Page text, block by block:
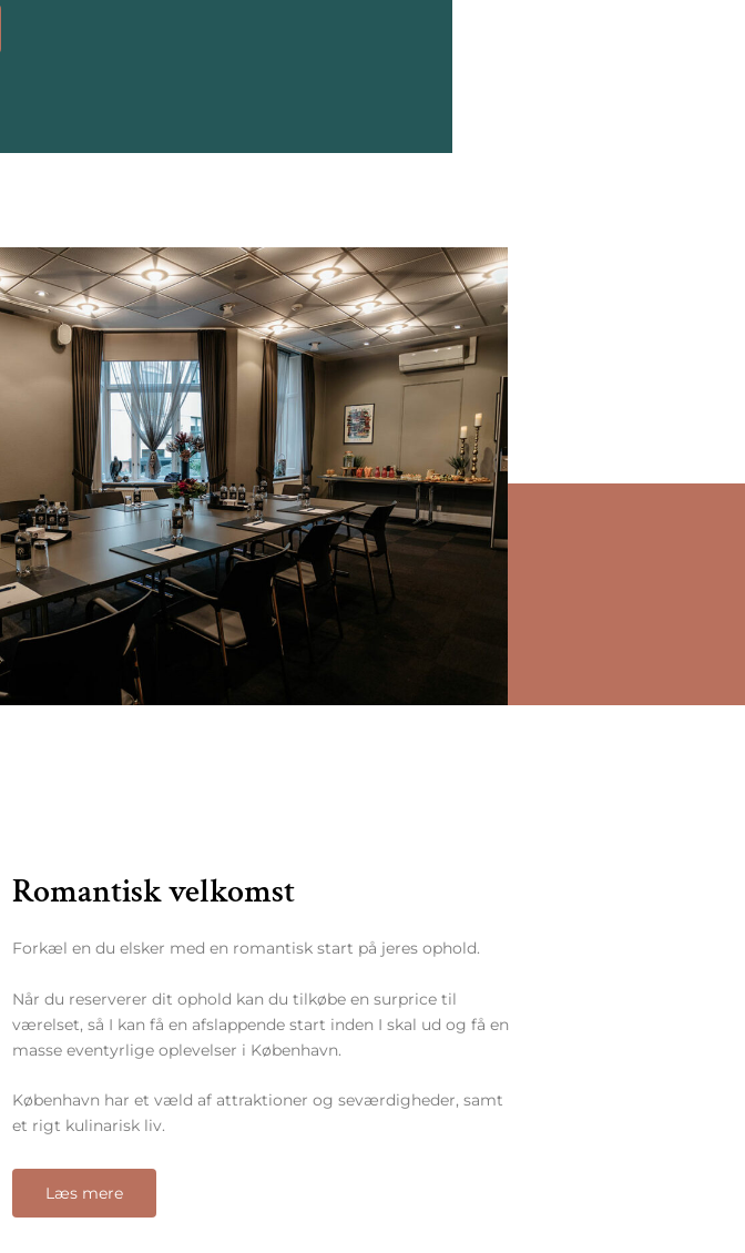
Romantisk velkomst
Forkæl en du elsker med en romantisk start på jeres ophold.
Når du reserverer dit ophold kan du tilkøbe en surprice til
værelset, så I kan få en afslappende start inden I skal ud og få en
masse eventyrlige oplevelser i København.
København har et væld af attraktioner og seværdigheder, samt
et rigt kulinarisk liv.
Læs mere